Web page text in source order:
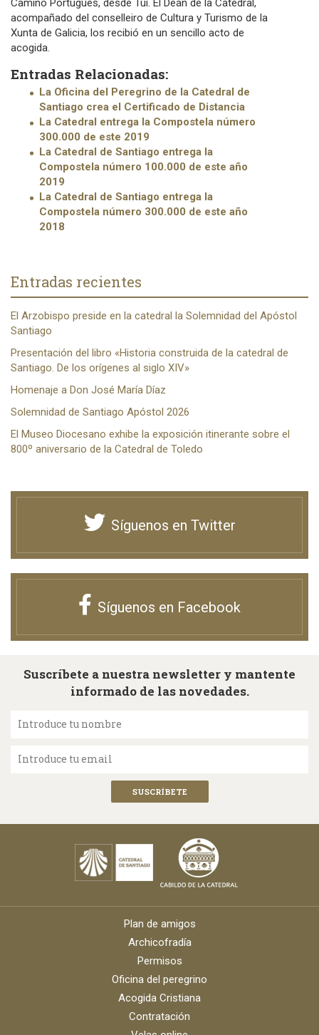
Camino Portugués, desde Tui. El Deán de la Catedral,
acompañado del conselleiro de Cultura y Turismo de la
Xunta de Galicia, los recibió en un sencillo acto de
acogida.
Entradas Relacionadas:
La Oficina del Peregrino de la Catedral de
Santiago crea el Certificado de Distancia
La Catedral entrega la Compostela número
300.000 de este 2019
La Catedral de Santiago entrega la
Compostela número 100.000 de este año
2019
La Catedral de Santiago entrega la
Compostela número 300.000 de este año
2018
Entradas recientes
El Arzobispo preside en la catedral la Solemnidad del Apóstol
Santiago
Presentación del libro «Historia construida de la catedral de
Santiago. De los orígenes al siglo XIV»
Homenaje a Don José María Díaz
Solemnidad de Santiago Apóstol 2026
El Museo Diocesano exhibe la exposición itinerante sobre el
800º aniversario de la Catedral de Toledo
Síguenos en Twitter
Síguenos en Facebook
Suscríbete a nuestra newsletter y mantente
informado de las novedades.
Introduce tu nombre
Introduce tu email
Plan de amigos
Archicofradía
Permisos
Oficina del peregrino
Acogida Cristiana
Contratación